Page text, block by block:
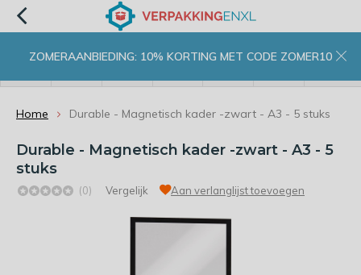
ZOMERAANBIEDING: 10% KORTING MET CODE ZOMER10
Home Durable - Magnetisch kader -zwart - A3 - 5 stuks
Durable - Magnetisch kader -zwart - A3 - 5
stuks
(0) Vergelijk Aan verlanglijst toevoegen